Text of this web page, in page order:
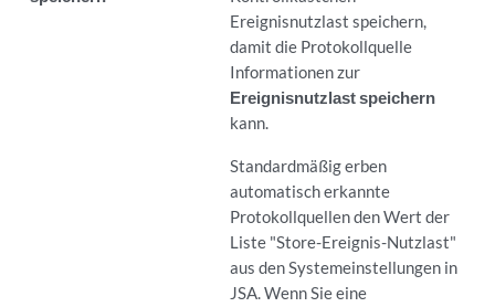
Ereignisnutzlast speichern,
damit die Protokollquelle
Informationen zur
Ereignisnutzlast speichern
kann.
Standardmäßig erben
automatisch erkannte
Protokollquellen den Wert der
Liste "Store-Ereignis-Nutzlast"
aus den Systemeinstellungen in
JSA. Wenn Sie eine